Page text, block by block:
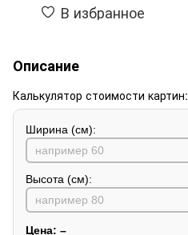
В избранное
Описание
Калькулятор стоимости картин:
Ширина (см):
Высота (см):
Цена: –